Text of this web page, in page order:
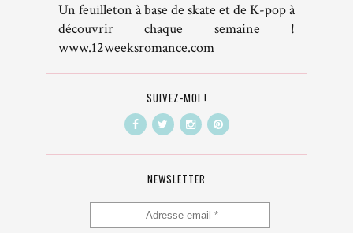
Un feuilleton à base de skate et de K-pop à
découvrir chaque semaine !
www.12weeksromance.com
SUIVEZ-MOI !
NEWSLETTER